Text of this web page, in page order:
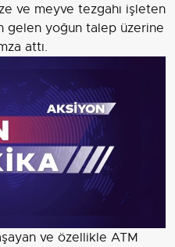
ve meyve tezgahı işleten
gelen yoğun talep üzerine
attı.
ve özellikle ATM